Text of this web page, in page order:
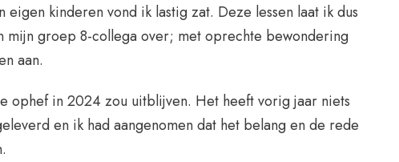
eigen kinderen vond ik lastig zat. Deze lessen laat ik dus
mijn groep 8-collega over; met oprechte bewondering
aan.
ophef in 2024 zou uitblijven. Het heeft vorig jaar niets
en ik had aangenomen dat het belang en de rede